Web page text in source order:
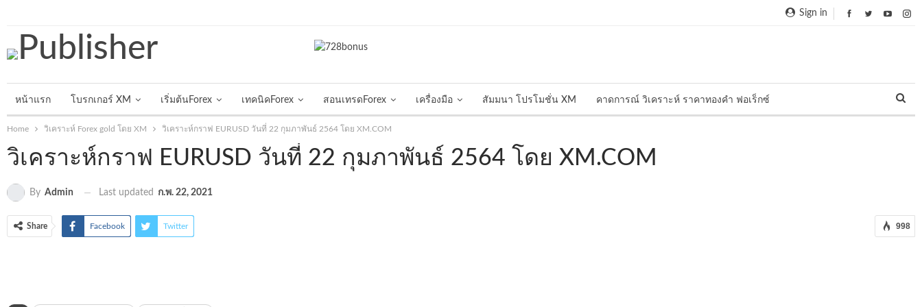
Sign in
หน้าแรก โบรกเกอร์ XM เริ่มต้นForex เทคนิคForex สอนเทรดForex เครื่องมือ สัมมนา โปรโมชั่น XM คาดการณ์ วิเคราะห์ ราคาทองคำ ฟอเร็กซ์
Home วิเคราะห์ Forex gold โดย XM วิเคราะห์กราฟ EURUSD วันที่ 22 กุมภาพันธ์ 2564 โดย XM.COM
วิเคราะห์กราฟ EURUSD วันที่ 22 กุมภาพันธ์ 2564 โดย XM.COM
By Admin Last updated ก.พ. 22, 2021
998
Share Facebook Twitter